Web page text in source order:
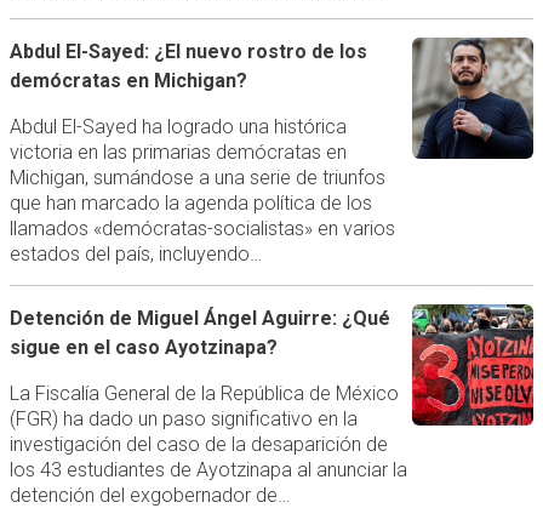
Abdul El-Sayed: ¿El nuevo rostro de los
demócratas en Michigan?
Abdul El-Sayed ha logrado una histórica
victoria en las primarias demócratas en
Michigan, sumándose a una serie de triunfos
que han marcado la agenda política de los
llamados «demócratas-socialistas» en varios
estados del país, incluyendo…
Detención de Miguel Ángel Aguirre: ¿Qué
sigue en el caso Ayotzinapa?
La Fiscalía General de la República de México
(FGR) ha dado un paso significativo en la
investigación del caso de la desaparición de
los 43 estudiantes de Ayotzinapa al anunciar la
detención del exgobernador de…